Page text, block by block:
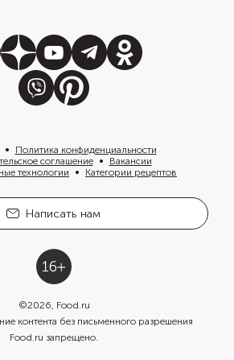
Политика конфиденциальности
соглашение
Вакансии
технологии
Категории рецептов
Написать нам
©2026, Food.ru
контента без письменного разрешения
Food.ru запрещено.